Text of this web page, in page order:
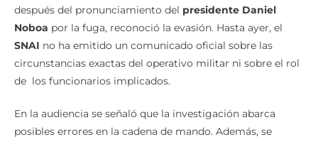
después del pronunciamiento del presidente Daniel
Noboa por la fuga, reconoció la evasión. Hasta ayer, el
SNAI no ha emitido un comunicado oficial sobre las
circunstancias exactas del operativo militar ni sobre el rol
de los funcionarios implicados.
En la audiencia se señaló que la investigación abarca
posibles errores en la cadena de mando. Además, se